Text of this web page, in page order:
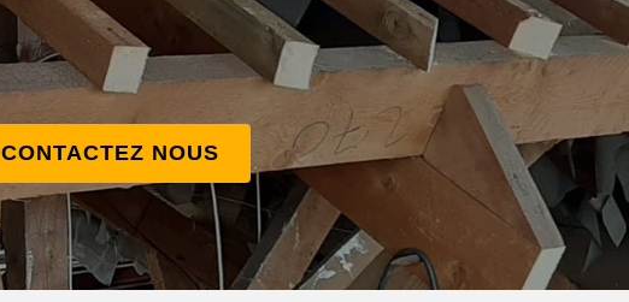
CONTACTEZ NOUS